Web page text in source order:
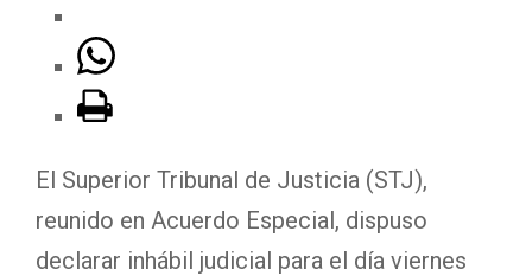
El Superior Tribunal de Justicia (STJ),
reunido en Acuerdo Especial, dispuso
declarar inhábil judicial para el día viernes